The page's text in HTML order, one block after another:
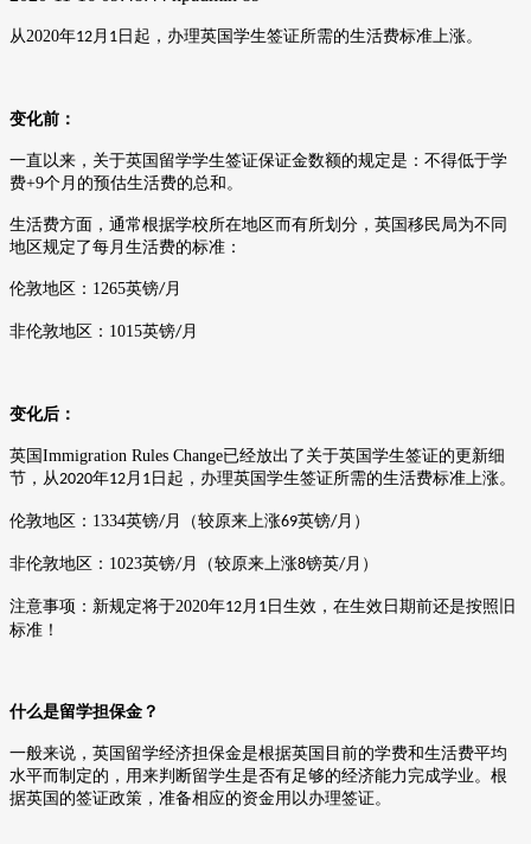
从 2020年12 月 1 日起，办理英国学生签证所需的生活费标准上涨。
变化前：
一直以来，关于英国留学学生签证保证金数额的规定是：不得低于学
费+9个月的预估生活费的总和。
生活费方面，通常根据学校所在地区而有所划分，英国移民局为不同
地区规定了每月生活费的标准：
伦敦地区： 1265英镑/月
非伦敦地区： 1015英镑/月
变化后：
英国 Immigration Rules Change已经放出了关于英国学生签证的更新细
节，从2020年12 月 1 日起，办理英国学生签证所需的生活费标准上涨。
伦敦地区： 1334英镑/月（较原来上涨69英镑/月）
非伦敦地区： 1023英镑/月（较原来上涨8镑英/月）
注意事项：新规定将于2020年12 月 1 日生效，在生效日期前还是按照旧
标准！
什么是留学担保金？
一般来说，英国留学经济担保金是根据英国目前的学费和生活费平均
水平而制定的，用来判断留学生是否有足够的经济能力完成学业。根
据英国的签证政策，准备相应的资金用以办理签证。